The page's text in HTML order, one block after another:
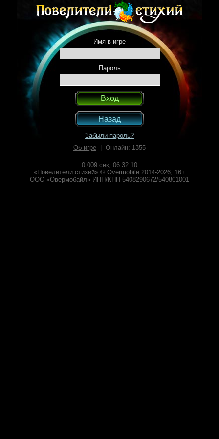
Имя в игре
Пароль
Назад
Забыли пароль?
Об игре | Онлайн: 1355
0.009 сек, 06:32:10
«Повелители стихий» © Overmobile 2014-2026, 16+
ООО «Овермобайл» ИНН/КПП 5408290672/540801001